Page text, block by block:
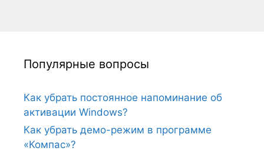
Популярные вопросы
Как убрать постоянное напоминание об
активации Windows?
Как убрать демо-режим в программе
«Компас»?